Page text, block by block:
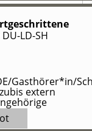
DU-LD-SH
Gasthörer*in/
extern